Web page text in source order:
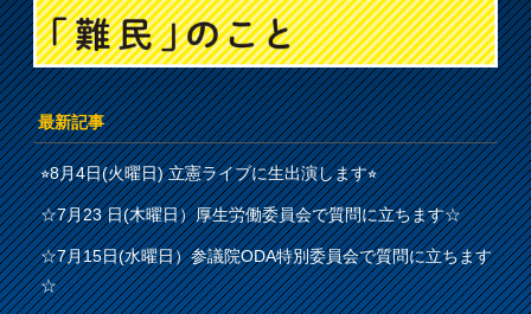
最新記事
⭐︎8月4日(火曜日) 立憲ライブに生出演します⭐︎
☆7月23 日(木曜日）厚生労働委員会で質問に立ちます☆
☆7月15日(水曜日）参議院ODA特別委員会で質問に立ちます
☆